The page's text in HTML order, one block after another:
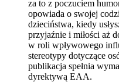
za to z poczuciem
opowiada o swojej
dzieciństwa, kiedy
przyjaźnie i miłości aż
w roli wpływowego
stereotypy dotyczące
publikacja spełnia
dyrektywą EAA.